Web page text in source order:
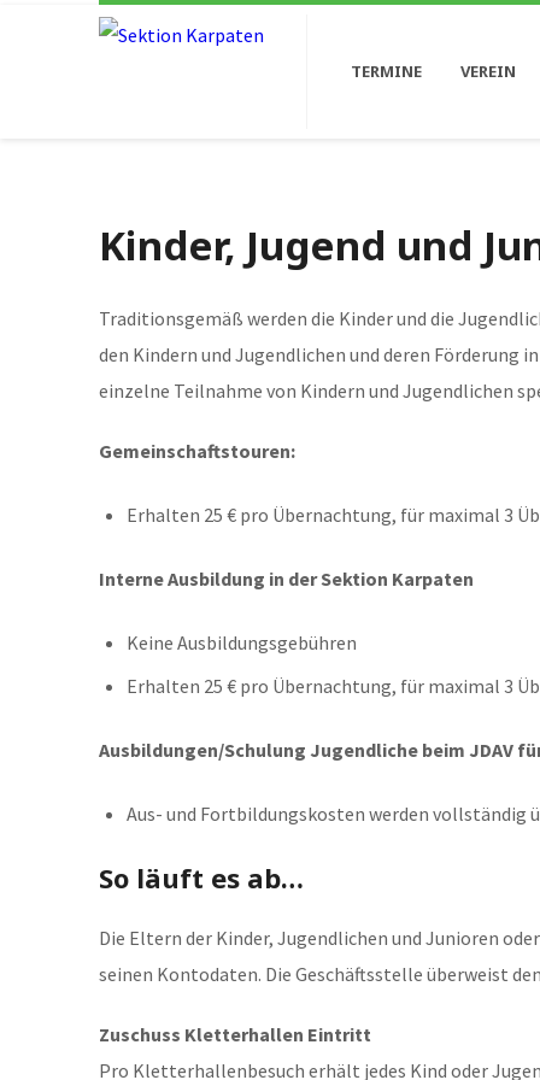
TERMINE VEREIN
Kinder, Jugend und
Traditionsgemäß werden die Kinder und die
den Kindern und Jugendlichen und deren
einzelne Teilnahme von Kindern und Jugendlichen
Gemeinschaftstouren:
Erhalten 25 € pro Übernachtung, für maximal 3
Interne Ausbildung in der Sektion Karpaten
Keine Ausbildungsgebühren
Erhalten 25 € pro Übernachtung, für maximal 3
Ausbildungen/Schulung Jugendliche beim JDAV
Aus- und Fortbildungskosten werden vollständig
So läuft es ab…
Die Eltern der Kinder, Jugendlichen und Junioren
seinen Kontodaten. Die Geschäftsstelle überweist
Zuschuss Kletterhallen Eintritt
Pro Kletterhallenbesuch erhält jedes Kind oder